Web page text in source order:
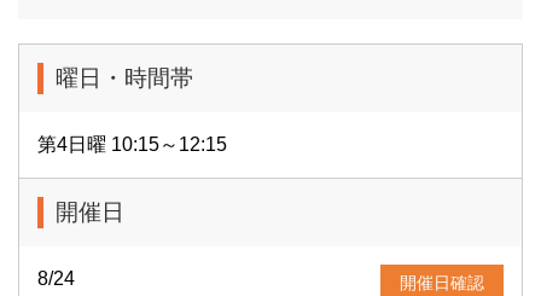
曜日・時間帯
第4日曜 10:15～12:15
開催日
8/24 開催日確認